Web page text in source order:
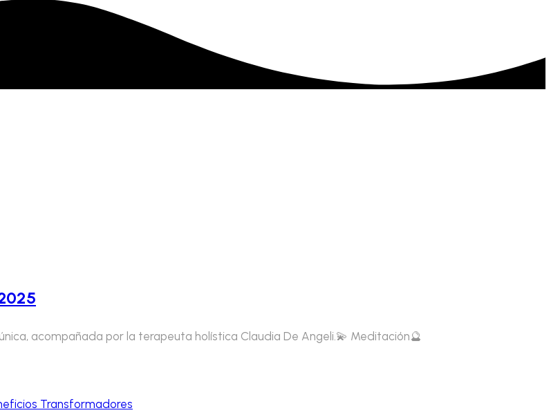
acompañada por la terapeuta holística Claudia De Angeli.💫 Meditación🔮